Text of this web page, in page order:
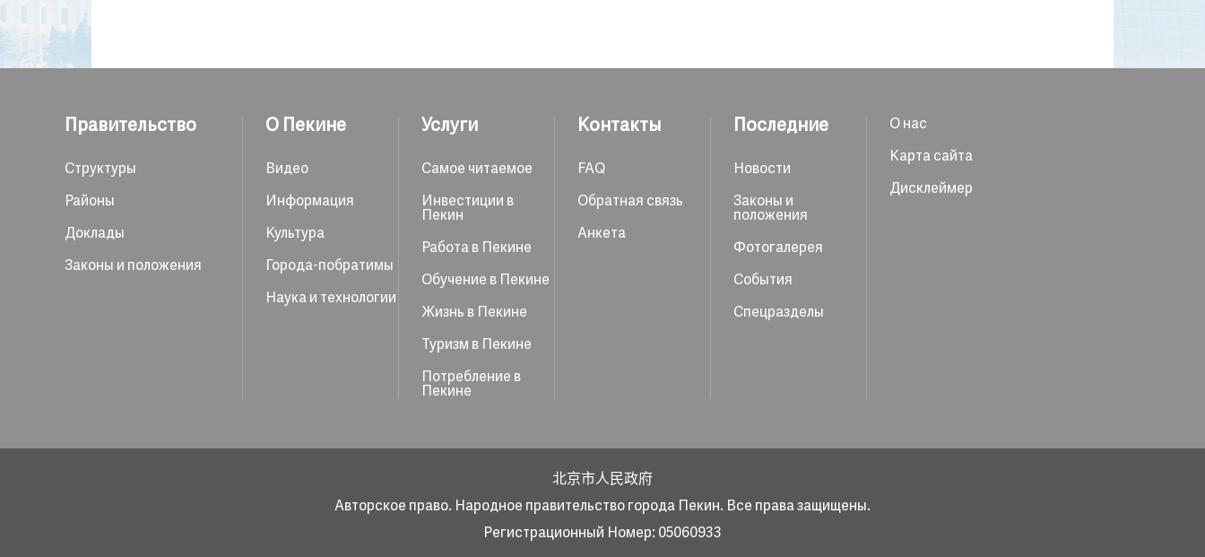
Правительство
Структуры
Районы
Доклады
Законы и положения
О Пекине
Видео
Информация
Культура
Города-побратимы
Наука и технологии
Услуги
Самое читаемое
Инвестиции в
Пекин
Работа в Пекине
Обучение в Пекине
Жизнь в Пекине
Туризм в Пекине
Потребление в
Пекине
Контакты
FAQ
Обратная связь
Анкета
Последние
Новости
Законы и
положения
Фотогалерея
События
Спецразделы
О нас
Карта сайта
Дисклеймер
北京市人民政府
Авторское право. Народное правительство города Пекин. Все права защищены.
Регистрационный Номер: 05060933